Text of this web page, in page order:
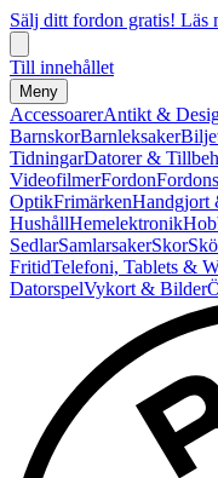
Sälj ditt fordon gratis! Läs
Till innehållet
Meny
AccessoarerAntikt &
BarnskorBarnleksaker
TidningarDatorer &
VideofilmerFordon
OptikFrimärkenHandgjort
HushållHemelektronik
SedlarSamlarsakerSkor
FritidTelefoni, Tablets &
DatorspelVykort & Bilder